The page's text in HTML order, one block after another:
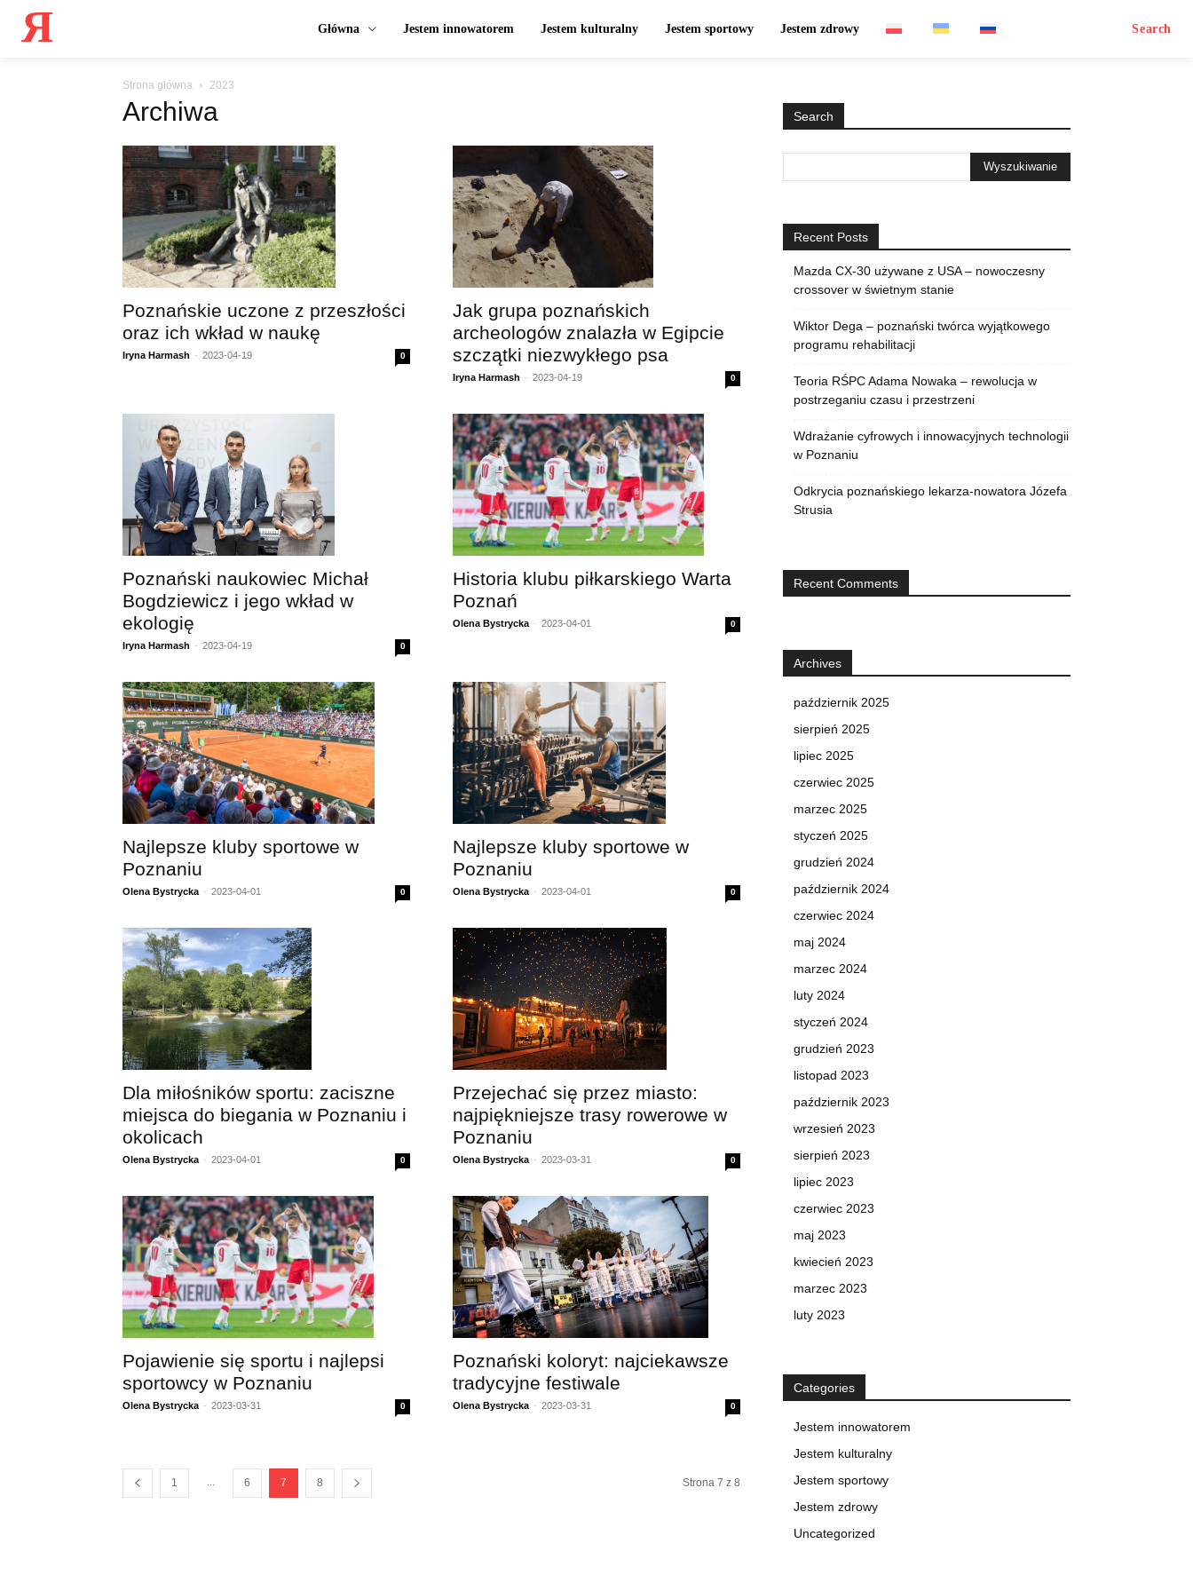
Я Główna Jestem innowatorem Jestem kulturalny Jestem sportowy Jestem zdrowy Search
Strona główna 2023
Archiwa
Poznańskie uczone z przeszłości
oraz ich wkład w naukę
Iryna Harmash - 2023-04-19 0
Jak grupa poznańskich
archeologów znalazła w Egipcie
szczątki niezwykłego psa
Iryna Harmash - 2023-04-19 0
Poznański naukowiec Michał
Bogdziewicz i jego wkład w
ekologię
Iryna Harmash - 2023-04-19 0
Historia klubu piłkarskiego Warta
Poznań
Olena Bystrycka - 2023-04-01 0
Najlepsze kluby sportowe w
Poznaniu
Olena Bystrycka - 2023-04-01 0
Najlepsze kluby sportowe w
Poznaniu
Olena Bystrycka - 2023-04-01 0
Dla miłośników sportu: zaciszne
miejsca do biegania w Poznaniu i
okolicach
Olena Bystrycka - 2023-04-01 0
Przejechać się przez miasto:
najpiękniejsze trasy rowerowe w
Poznaniu
Olena Bystrycka - 2023-03-31 0
Pojawienie się sportu i najlepsi
sportowcy w Poznaniu
Olena Bystrycka - 2023-03-31 0
Poznański koloryt: najciekawsze
tradycyjne festiwale
Olena Bystrycka - 2023-03-31 0
1 ... 6 7 8 Strona 7 z 8
Search
Recent Posts
Mazda CX-30 używane z USA – nowoczesny
crossover w świetnym stanie
Wiktor Dega – poznański twórca wyjątkowego
programu rehabilitacji
Teoria RŚPC Adama Nowaka – rewolucja w
postrzeganiu czasu i przestrzeni
Wdrażanie cyfrowych i innowacyjnych technologii
w Poznaniu
Odkrycia poznańskiego lekarza-nowatora Józefa
Strusia
Recent Comments
Archives
październik 2025
sierpień 2025
lipiec 2025
czerwiec 2025
marzec 2025
styczeń 2025
grudzień 2024
październik 2024
czerwiec 2024
maj 2024
marzec 2024
luty 2024
styczeń 2024
grudzień 2023
listopad 2023
październik 2023
wrzesień 2023
sierpień 2023
lipiec 2023
czerwiec 2023
maj 2023
kwiecień 2023
marzec 2023
luty 2023
Categories
Jestem innowatorem
Jestem kulturalny
Jestem sportowy
Jestem zdrowy
Uncategorized